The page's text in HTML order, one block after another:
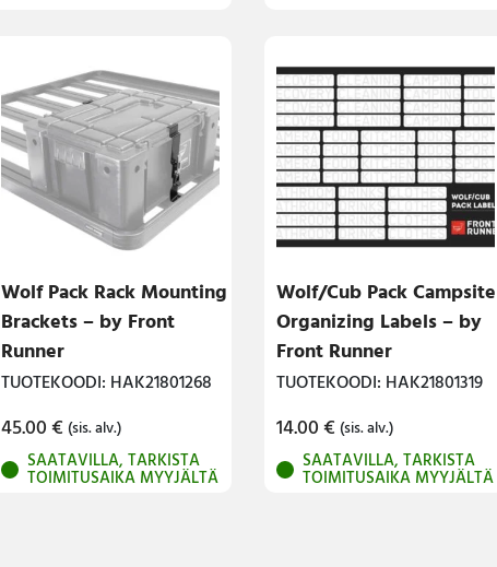
Wolf Pack Rack Mounting
Brackets – by Front
Runner
TUOTEKOODI: HAK21801268
45.00€ (sis. alv.)
SAATAVILLA, TARKISTA
TOIMITUSAIKA MYYJÄLTÄ
Wolf/Cub Pack Campsite
Organizing Labels – by
Front Runner
TUOTEKOODI: HAK21801319
14.00€ (sis. alv.)
SAATAVILLA, TARKISTA
TOIMITUSAIKA MYYJÄLTÄ